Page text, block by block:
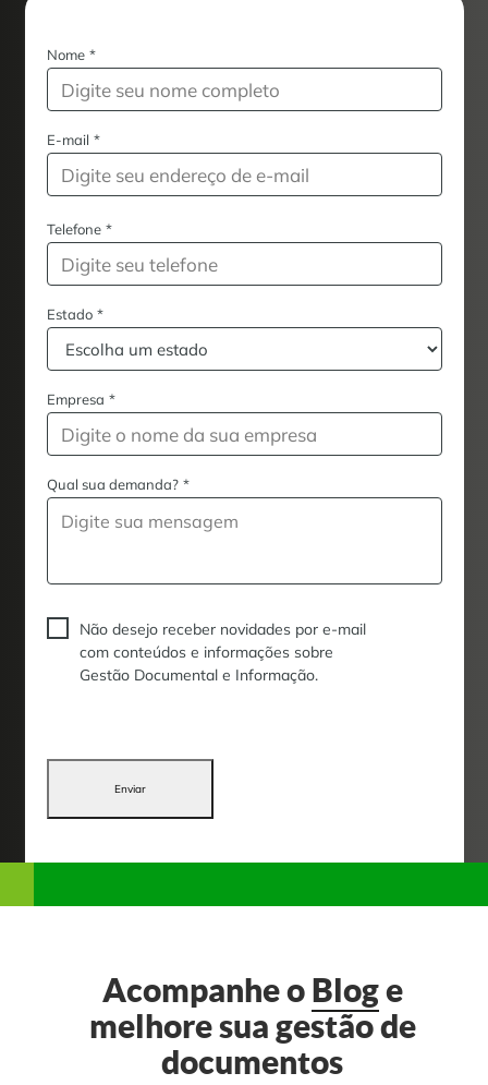
Nome *
E-mail *
Telefone *
Estado *
Empresa *
Qual sua demanda? *
Não desejo receber novidades por e-mail
com conteúdos e informações sobre
Gestão Documental e Informação.
Enviar
Acompanhe o Bloge
melhore sua gestão de
documentos